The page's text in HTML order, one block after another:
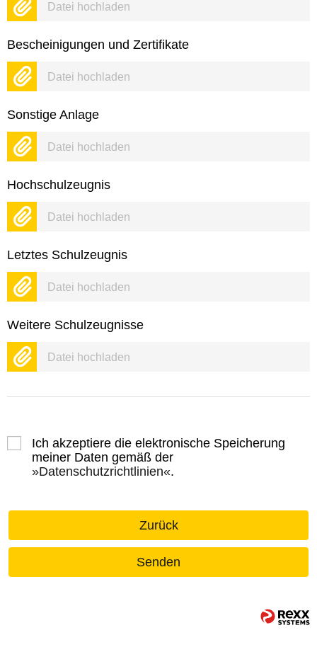
Datei hochladen
Bescheinigungen und Zertifikate
Datei hochladen
Sonstige Anlage
Datei hochladen
Hochschulzeugnis
Datei hochladen
Letztes Schulzeugnis
Datei hochladen
Weitere Schulzeugnisse
Datei hochladen
Ich akzeptiere die elektronische Speicherung
meiner Daten gemäß der
Datenschutzrichtlinien .
Zurück
Senden